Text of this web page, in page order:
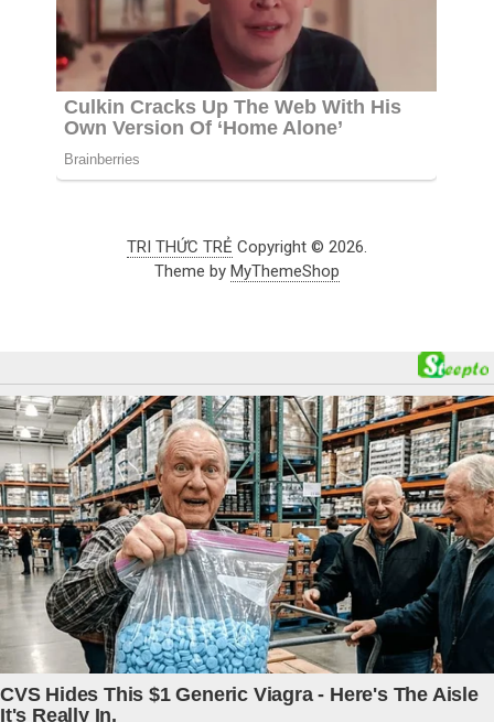
TRI THỨC TRẺ Copyright © 2026.
Theme by MyThemeShop